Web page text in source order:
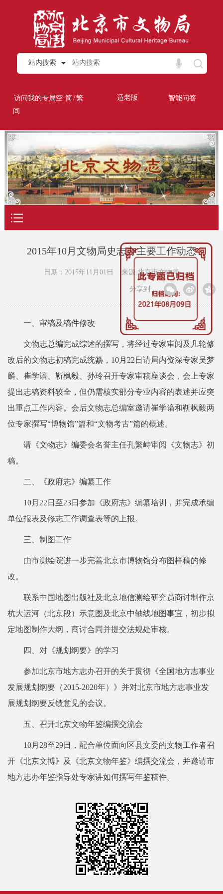
站内搜索
访问我的专属空
间
简/繁 适老版 智能问答
2015年10月文物局史志办主要工作动态
日期：2015年11月01日 来源:北京市文物局
分享到:
一、审稿及稿件修改
文物志总编完成综述的撰写，将经过专家审阅及几轮修
改后的文物志初稿完成统纂，10月22日请局内资深专家吴梦
麟、崔学谙、靳枫毅、孙玲召开专家审稿座谈会，会上专家
提出志稿资料较全，但仍需核实部分专业内容的表述并应突
出重点工作内容。会后文物志总编室邀请崔学谙和靳枫毅两
位专家撰写“博物馆”篇和“文物考古”篇的概述。
请《文物志》编委会名誉主任孔繁峙审阅《文物志》初
稿。
二、《政府志》编纂工作
10月22日至23日参加《政府志》编纂培训，并完成承编
单位报表及修志工作调查表等的上报。
三、制图工作
由市测绘院进一步完善北京市博物馆分布图样稿的修
改。
联系中国地图出版社及北京地信测绘研究员商讨制作京
杭大运河（北京段）示意图及北京中轴线地图事宜，初步拟
定地图制作大纲，商讨合同并提交法规处审核。
四、对《规划纲要》的学习
参加北京市地方志办召开的关于贯彻《全国地方志事业
发展规划纲要（2015-2020年）》并对北京市地方志事业发
展规划纲要反馈意见的会议。
五、召开北京文物年鉴编撰交流会
10月28至29日，配合单位面向区县文委的文物工作者召
开《北京文博》及《北京文物年鉴》编撰交流会，并邀请市
地方志办年鉴指导处专家讲如何撰写年鉴稿件。